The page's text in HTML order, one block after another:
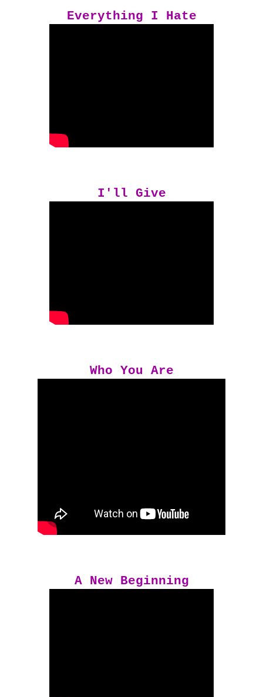
Everything I Hate
I'll Give
Who You Are
A New Beginning